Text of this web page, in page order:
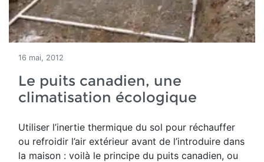
16 mai, 2012
Le puits canadien, une
climatisation écologique
Utiliser l’inertie thermique du sol pour réchauffer
ou refroidir l’air extérieur avant de l’introduire dans
la maison : voilà le principe du puits canadien, ou